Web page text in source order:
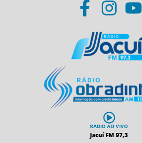
RADIO AO VIVO
Jacuí FM 97,3